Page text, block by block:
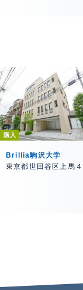
購入
Brillia駒沢大学
東京都世田谷区上馬４